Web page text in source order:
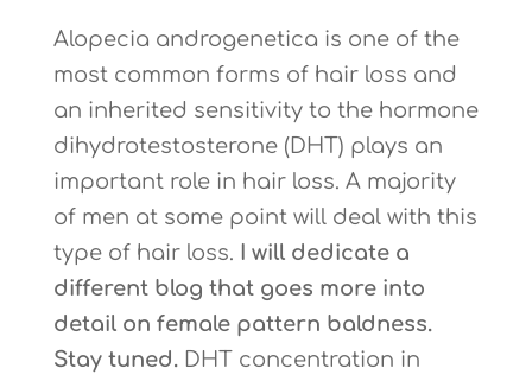
Alopecia androgenetica is one of the
most common forms of hair loss and
an inherited sensitivity to the hormone
dihydrotestosterone (DHT) plays an
important role in hair loss. A majority
of men at some point will deal with this
type of hair loss.
I will dedicate a
different blog that goes more into
detail on female pattern baldness.
Stay tuned. DHT concentration in